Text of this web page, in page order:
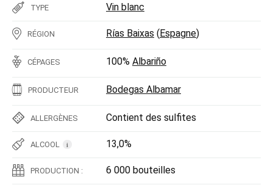
TYPE Vin blanc
RÉGION Rías Baixas (Espagne)
CÉPAGES 100% Albariño
PRODUCTEUR Bodegas Albamar
ALLERGÈNES Contient des sulfites
ALCOOL i 13,0%
PRODUCTION : 6 000 bouteilles